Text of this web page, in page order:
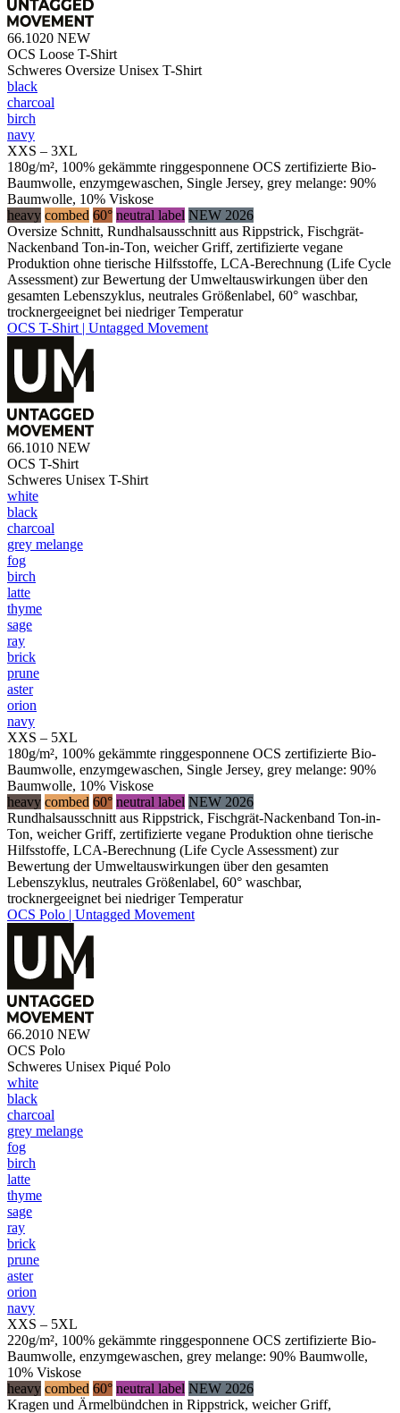
66.1020 NEW
OCS Loose T-Shirt
Schweres Oversize Unisex T-Shirt
black
charcoal
birch
navy
XXS – 3XL
180g/m², 100% gekämmte ringgesponnene OCS zertifizierte Bio-
Baumwolle, enzymgewaschen, Single Jersey, grey melange: 90%
Baumwolle, 10% Viskose
heavy combed 60° neutral label NEW 2026
Oversize Schnitt, Rundhalsausschnitt aus Rippstrick, Fischgrät-
Nackenband Ton-in-Ton, weicher Griff, zertifizierte vegane
Produktion ohne tierische Hilfsstoffe, LCA-Berechnung (Life Cycle
Assessment) zur Bewertung der Umweltauswirkungen über den
gesamten Lebenszyklus, neutrales Größenlabel, 60° waschbar,
trocknergeeignet bei niedriger Temperatur
OCS T-Shirt | Untagged Movement
66.1010 NEW
OCS T-Shirt
Schweres Unisex T-Shirt
white
black
charcoal
grey melange
fog
birch
latte
thyme
sage
ray
brick
prune
aster
orion
navy
XXS – 5XL
180g/m², 100% gekämmte ringgesponnene OCS zertifizierte Bio-
Baumwolle, enzymgewaschen, Single Jersey, grey melange: 90%
Baumwolle, 10% Viskose
heavy combed 60° neutral label NEW 2026
Rundhalsausschnitt aus Rippstrick, Fischgrät-Nackenband Ton-in-
Ton, weicher Griff, zertifizierte vegane Produktion ohne tierische
Hilfsstoffe, LCA-Berechnung (Life Cycle Assessment) zur
Bewertung der Umweltauswirkungen über den gesamten
Lebenszyklus, neutrales Größenlabel, 60° waschbar,
trocknergeeignet bei niedriger Temperatur
OCS Polo | Untagged Movement
66.2010 NEW
OCS Polo
Schweres Unisex Piqué Polo
white
black
charcoal
grey melange
fog
birch
latte
thyme
sage
ray
brick
prune
aster
orion
navy
XXS – 5XL
220g/m², 100% gekämmte ringgesponnene OCS zertifizierte Bio-
Baumwolle, enzymgewaschen, grey melange: 90% Baumwolle,
10% Viskose
heavy combed 60° neutral label NEW 2026
Kragen und Ärmelbündchen in Rippstrick, weicher Griff,